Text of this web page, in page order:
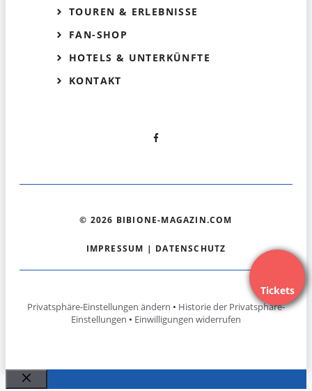
Tickets
TOUREN & ERLEBNISSE
FAN-SHOP
HOTELS & UNTERKÜNFTE
KONTAKT
© 2026 BIBIONE-MAGAZIN.COM
IMPRESSUM | DATENSCHUTZ
Privatsphäre-Einstellungen ändern • Historie der Privatsphäre-
Einstellungen • Einwilligungen widerrufen